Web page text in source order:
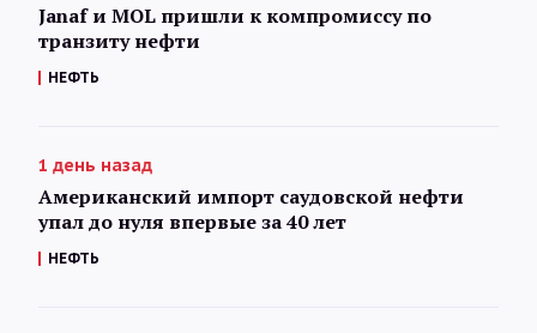
Janaf и MOL пришли к компромиссу по
транзиту нефти
НЕФТЬ
1 день назад
Американский импорт саудовской нефти
упал до нуля впервые за 40 лет
НЕФТЬ